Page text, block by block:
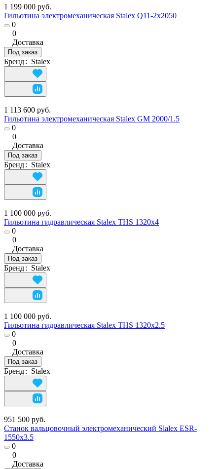
1 199 000 руб.
Гильотина электромеханическая Stalex Q11-2х2050
0
0
Доставка
Под заказ
Бренд: Stalex
1 113 600 руб.
Гильотина электромеханическая Stalex GM 2000/1.5
0
0
Доставка
Под заказ
Бренд: Stalex
1 100 000 руб.
Гильотина гидравлическая Stalex THS 1320х4
0
0
Доставка
Под заказ
Бренд: Stalex
1 100 000 руб.
Гильотина гидравлическая Stalex THS 1320х2.5
0
0
Доставка
Под заказ
Бренд: Stalex
951 500 руб.
Станок вальцовочный электромеханический Slalex ESR-
1550х3.5
0
0
Доставка